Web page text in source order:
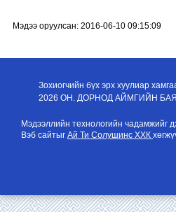
Мэдээ оруулсан: 2016-06-10 09:15:09
Зохиогчийн бүх эрх хуулиар
2026 ОН. ДОРНОД АЙМГИЙН
Мэдээллийн технологийн чадамжийг
Вэб сайтыг Ай Ти Солушинс ХХК